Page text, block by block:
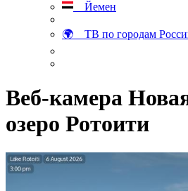
Йемен
🌍 ТВ по городам
Веб-камера
озеро Ротоити